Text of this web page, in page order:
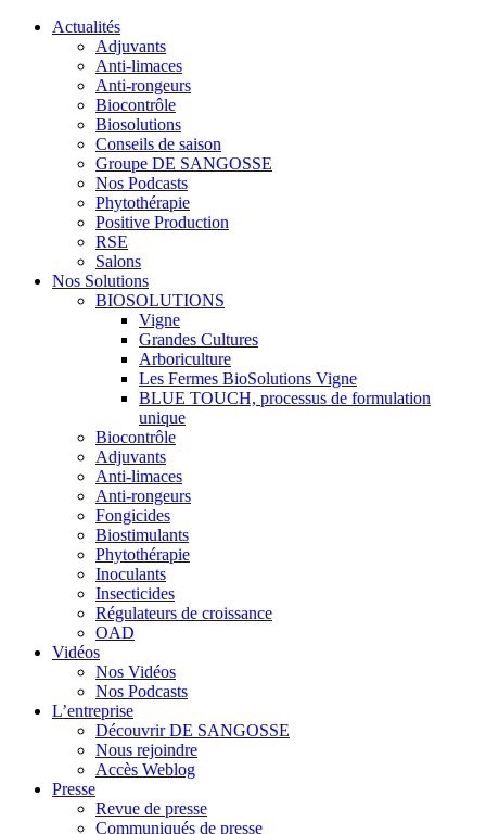
Actualités
Adjuvants
Anti-limaces
Anti-rongeurs
Biocontrôle
Biosolutions
Conseils de saison
Groupe DE SANGOSSE
Nos Podcasts
Phytothérapie
Positive Production
RSE
Salons
Nos Solutions
BIOSOLUTIONS
Vigne
Grandes Cultures
Arboriculture
Les Fermes BioSolutions Vigne
BLUE TOUCH, processus de formulation
unique
Biocontrôle
Adjuvants
Anti-limaces
Anti-rongeurs
Fongicides
Biostimulants
Phytothérapie
Inoculants
Insecticides
Régulateurs de croissance
OAD
Vidéos
Nos Vidéos
Nos Podcasts
L’entreprise
Découvrir DE SANGOSSE
Nous rejoindre
Accès Weblog
Presse
Revue de presse
Communiqués de presse